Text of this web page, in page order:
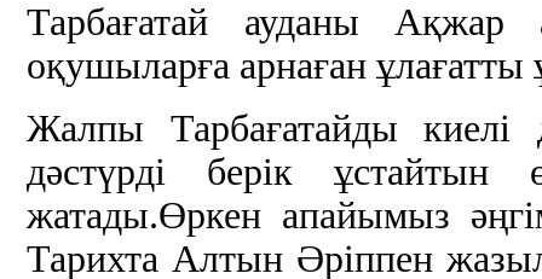
Тарбағатай ауданы
оқушыларға арнаған ұлағатты
Жалпы Тарбағатайды
дәстүрді берік ұстайтын
жатады.Өркен апайымыз
Тарихта Алтын Әріппен